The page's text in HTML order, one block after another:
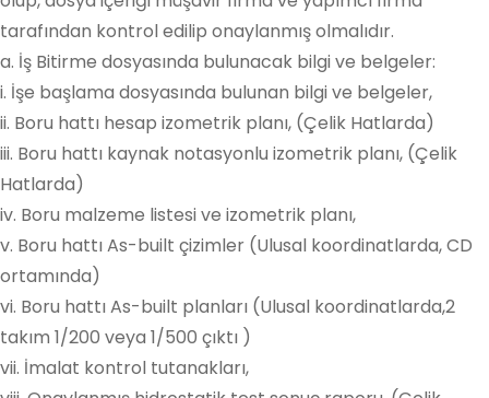
tarafından kontrol edilip onaylanmış olmalıdır.
a. İş Bitirme dosyasında bulunacak bilgi ve belgeler:
i. İşe başlama dosyasında bulunan bilgi ve belgeler,
ii. Boru hattı hesap izometrik planı, (Çelik Hatlarda)
iii. Boru hattı kaynak notasyonlu izometrik planı, (Çelik
Hatlarda)
iv. Boru malzeme listesi ve izometrik planı,
v. Boru hattı As-built çizimler (Ulusal koordinatlarda, CD
ortamında)
vi. Boru hattı As-built planları (Ulusal koordinatlarda,2
takım 1/200 veya 1/500 çıktı )
vii. İmalat kontrol tutanakları,